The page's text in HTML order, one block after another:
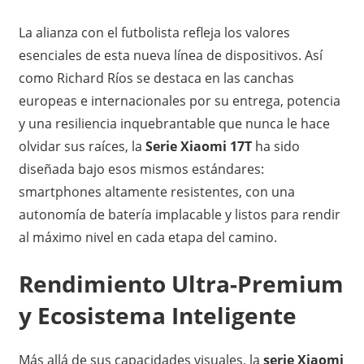
La alianza con el futbolista refleja los valores
esenciales de esta nueva línea de dispositivos. Así
como Richard Ríos se destaca en las canchas
europeas e internacionales por su entrega, potencia
y una resiliencia inquebrantable que nunca le hace
olvidar sus raíces, la Serie Xiaomi 17Tha sido
diseñada bajo esos mismos estándares:
smartphones altamente resistentes, con una
autonomía de batería implacable y listos para rendir
al máximo nivel en cada etapa del camino.
Rendimiento Ultra-Premium
y Ecosistema Inteligente
Más allá de sus capacidades visuales, la serie Xiaomi